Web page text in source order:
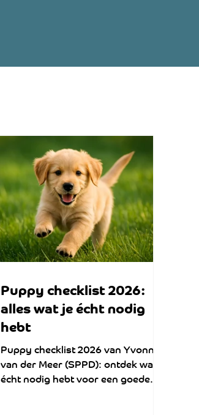
Hond en kind: veiligheid en tips
Puppy checklist 2026:
alles wat je écht nodig
hebt
Puppy checklist 2026 van Yvonne
van der Meer (SPPD): ontdek wat je
écht nodig hebt voor een goede